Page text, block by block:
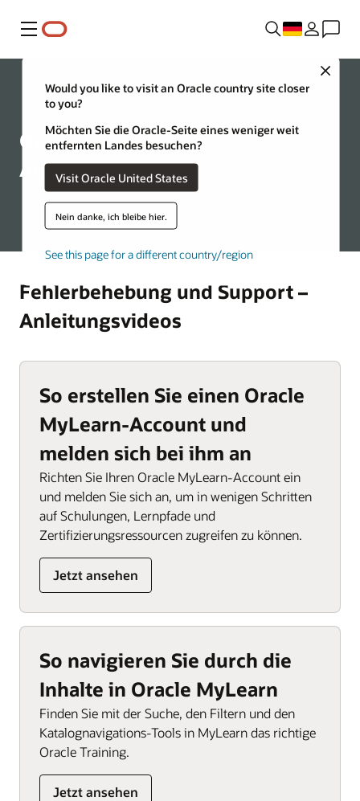
Menü
Close
Would you like to visit an Oracle country site closer
to you?
Möchten Sie die Oracle-Seite eines weniger weit
entfernten Landes besuchen?
Visit Oracle United States
Nein danke, ich bleibe hier.
See this page for a different country/region
Oracle Education –
Anleitungsvideos
Fehlerbehebung und Support –
Anleitungsvideos
So erstellen Sie einen Oracle
MyLearn-Account und
melden sich bei ihm an
Richten Sie Ihren Oracle MyLearn-Account ein
und melden Sie sich an, um in wenigen Schritten
auf Schulungen, Lernpfade und
Zertifizierungsressourcen zugreifen zu können.
Jetzt ansehen
So navigieren Sie durch die
Inhalte in Oracle MyLearn
Finden Sie mit der Suche, den Filtern und den
Katalognavigations-Tools in MyLearn das richtige
Oracle Training.
Jetzt ansehen